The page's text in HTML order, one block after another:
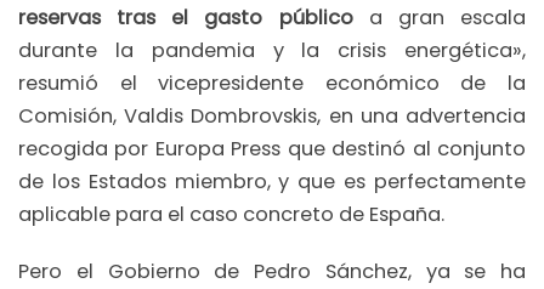
reservas tras el gasto públicoa gran escala
durante la pandemia y la crisis energética»,
resumió el vicepresidente económico de la
Comisión, Valdis Dombrovskis, en una advertencia
recogida por Europa Press que destinó al conjunto
de los Estados miembro, y que es perfectamente
aplicable para el caso concreto de España.
Pero el Gobierno de Pedro Sánchez, ya se ha